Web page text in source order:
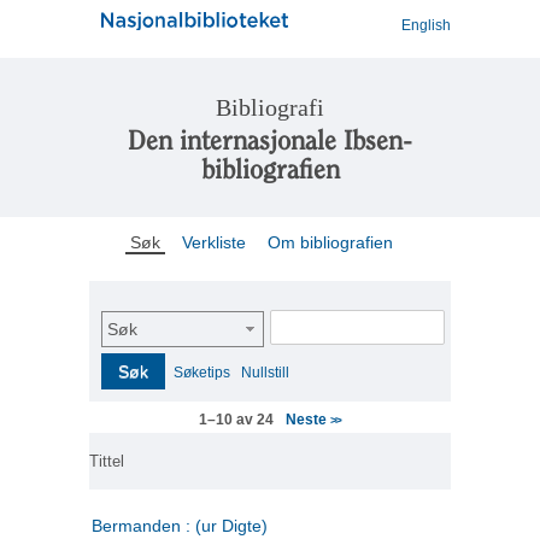
English
Bibliografi
Den internasjonale Ibsen-
bibliografien
Søk Verkliste Om bibliografien
Søk
Søk Søketips Nullstill
1–10 av 24 Neste>>
Tittel
Bermanden : (ur Digte)